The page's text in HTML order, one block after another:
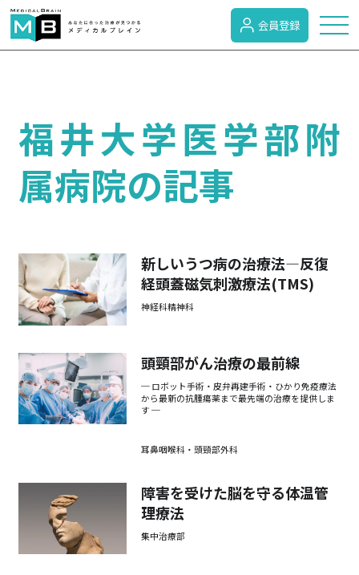
症状検索
病名検索
病気のカテゴリー
がん
検診・検査
病院の機能と役割
会員登録
福井大学医学部附
属病院の記事
新しいうつ病の治療法―反復
経頭蓋磁気刺激療法(TMS)
神経科精神科
頭頸部がん治療の最前線
─ ロボット手術・皮弁再建手術・ひかり免疫療法
から最新の抗腫瘍薬まで最先端の治療を提供しま
す ─
耳鼻咽喉科・頭頸部外科
障害を受けた脳を守る体温管
理療法
集中治療部